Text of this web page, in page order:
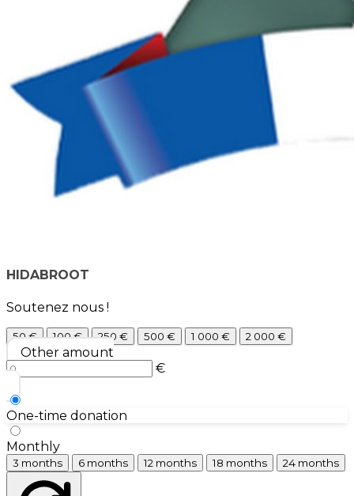
HIDABROOT
Soutenez nous !
50 € 100 € 250 € 500 € 1 000 € 2 000 €
Other amount
€
One-time donation
Monthly
3 months 6 months 12 months 18 months 24 months